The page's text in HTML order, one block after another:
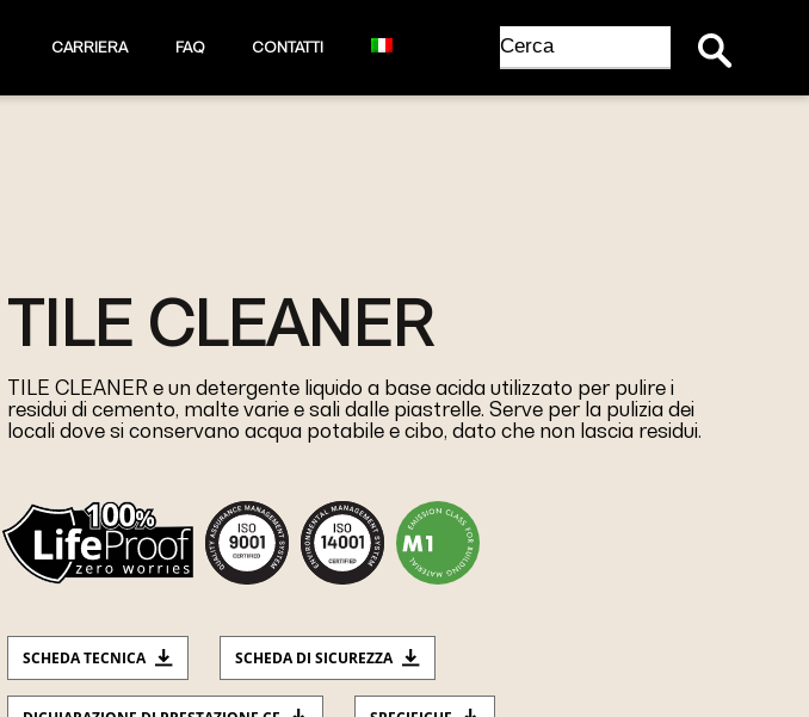
CARRIERA FAQ CONTATTI
for:
TILE CLEANER
TILE CLEANER e un detergente liquido a base acida utilizzato per pulire i
residui di cemento, malte varie e sali dalle piastrelle. Serve per la pulizia dei
locali dove si conservano acqua potabile e cibo, dato che non lascia residui.
SCHEDA TECNICA SCHEDA DI SICUREZZA